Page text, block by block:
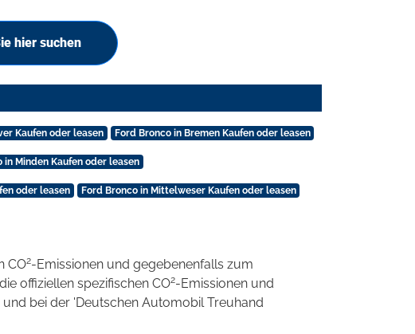
hier suchen
Kaufen oder leasen Ford Bronco in Bremen Kaufen oder leasen
in Minden Kaufen oder leasen
oder leasen Ford Bronco in Mittelweser Kaufen oder leasen
CO2-Emissionen und gegebenenfalls zum
offiziellen spezifischen CO2-Emissionen und
bei der 'Deutschen Automobil Treuhand